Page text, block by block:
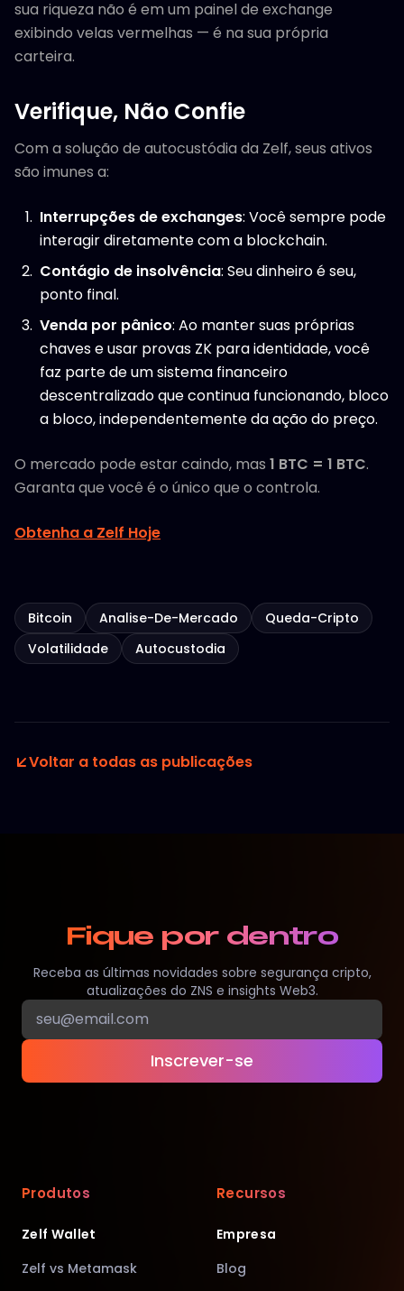
sua riqueza não é em um painel de exchange
exibindo velas vermelhas — é na sua própria
carteira.
Verifique, Não Confie
Com a solução de autocustódia da Zelf, seus ativos
são imunes a:
Interrupções de exchanges: Você sempre pode
interagir diretamente com a blockchain.
Contágio de insolvência: Seu dinheiro é seu,
ponto final.
Venda por pânico: Ao manter suas próprias
chaves e usar provas ZK para identidade, você
faz parte de um sistema financeiro
descentralizado que continua funcionando, bloco
a bloco, independentemente da ação do preço.
O mercado pode estar caindo, mas 1 BTC = 1 BTC.
Garanta que você é o único que o controla.
Obtenha a Zelf Hoje
Bitcoin Analise-De-Mercado
Queda-Cripto
Volatilidade
Autocustodia
Voltar a todas as publicações
Fique por dentro
Receba as últimas novidades sobre segurança cripto,
atualizações do ZNS e insights Web3.
Inscrever-se
Produtos
Zelf Wallet
Zelf vs Metamask
Recursos
Empresa
Blog